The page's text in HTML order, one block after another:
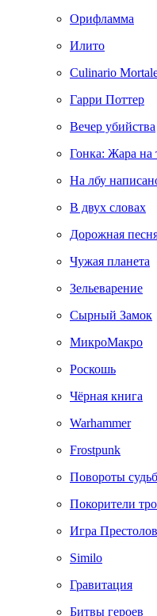
Орифламма
Илито
Culinario
Гарри Поттер
Вечер убийства
Гонка: Жара на
На лбу
В двух словах
Дорожная
Чужая планета
Зельеварение
Сырный Замок
МикроМакро
Роскошь
Чёрная книга
Warhammer
Frostpunk
Повороты
Покорители
Игра
Similo
Гравитация
Битвы героев